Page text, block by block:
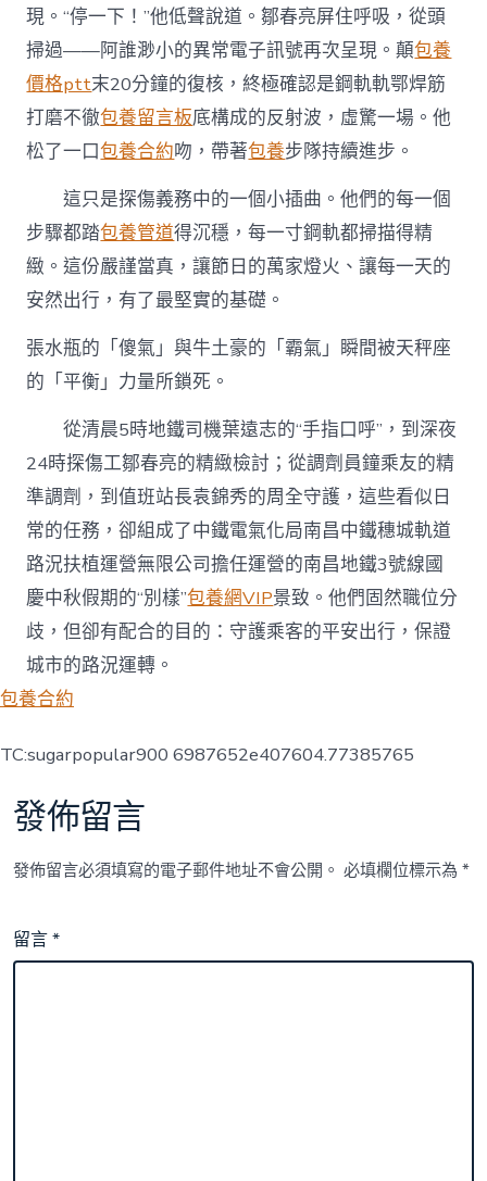
現。“停一下！”他低聲說道。鄒春亮屏住呼吸，從頭
掃過——阿誰渺小的異常電子訊號再次呈現。顛包養
價格ptt末20分鐘的復核，終極確認是鋼軌軌鄂焊筋
打磨不徹包養留言板底構成的反射波，虛驚一場。他
松了一口包養合約吻，帶著包養步隊持續進步。
這只是探傷義務中的一個小插曲。他們的每一個
步驟都踏包養管道得沉穩，每一寸鋼軌都掃描得精
緻。這份嚴謹當真，讓節日的萬家燈火、讓每一天的
安然出行，有了最堅實的基礎。
張水瓶的「傻氣」與牛土豪的「霸氣」瞬間被天秤座
的「平衡」力量所鎖死。
從清晨5時地鐵司機葉遠志的“手指口呼”，到深夜
24時探傷工鄒春亮的精緻檢討；從調劑員鐘乘友的精
準調劑，到值班站長袁錦秀的周全守護，這些看似日
常的任務，卻組成了中鐵電氣化局南昌中鐵穗城軌道
路況扶植運營無限公司擔任運營的南昌地鐵3號線國
慶中秋假期的“別樣”包養網VIP景致。他們固然職位分
歧，但卻有配合的目的：守護乘客的平安出行，保證
城市的路況運轉。
包養合約
TC:sugarpopular900 6987652e407604.77385765
發佈留言
發佈留言必須填寫的電子郵件地址不會公開。 必填欄位標示為*
留言*